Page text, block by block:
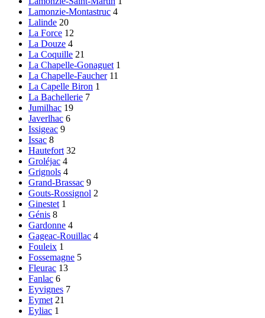
Lamonzie-Montastruc 4
Lalinde 20
La Force 12
La Douze 4
La Coquille 21
La Chapelle-Gonaguet 1
La Chapelle-Faucher 11
La Capelle Biron 1
La Bachellerie 7
Jumilhac 19
Javerlhac 6
Issigeac 9
Issac 8
Hautefort 32
Groléjac 4
Grignols 4
Grand-Brassac 9
Gouts-Rossignol 2
Ginestet 1
Génis 8
Gardonne 4
Gageac-Rouillac 4
Fouleix 1
Fossemagne 5
Fleurac 13
Fanlac 6
Eyvignes 7
Eymet 21
Eyliac 1